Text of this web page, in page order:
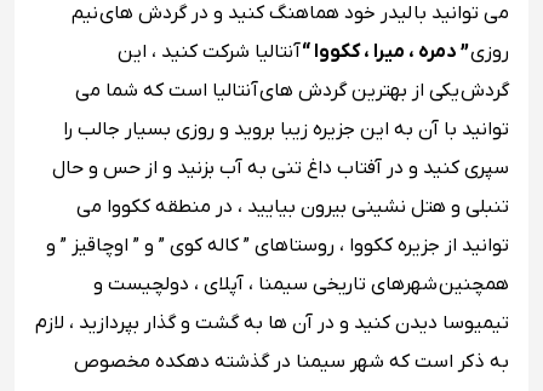
می توانید با لیدر خود هماهنگ کنید و در گردش هاینیم
روزی” دمره ، میرا ، ککووا “آنتالیا شرکت کنید ، این
گردش یکی از بهترین گردش های آنتالیا است که شما می
توانید با آن به این جزیره زیبا بروید و روزی بسیار جالب را
سپری کنید و در آفتاب داغ تنی به آب بزنید و از حس و حال
تنبلی و هتل نشینی بیرون بیایید ، در منطقه ککووا می
توانید از جزیره ککووا ، روستاهای ” کاله کوی ” و ” اوچاقیز ” و
همچنین شهرهای تاریخی سیمنا ، آپلای ، دولچیست و
تیمیوسا دیدن کنید و در آن ها به گشت و گذار بپردازید ، لازم
به ذکر است که شهر سیمنا در گذشته دهکده مخصوص